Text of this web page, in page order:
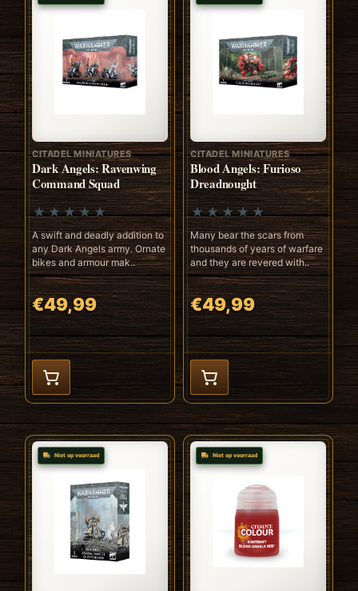
CITADEL MINIATURES
Dark Angels: Ravenwing
Command Squad
A swift and deadly addition to
any Dark Angels army. Ornate
bikes and armour mak..
€49,99
CITADEL MINIATURES
Blood Angels: Furioso
Dreadnought
Many bear the scars from
thousands of years of warfare
and they are revered with..
€49,99
Niet op voorraad Niet op voorraad